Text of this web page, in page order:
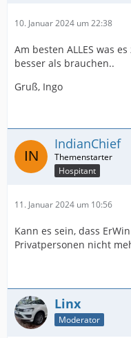
10. Januar 2024 um 22:38
Am besten ALLES was
besser als brauchen..
Gruß, Ingo
IndianChief
Hospitant
11. Januar 2024 um 10:56
Kann es sein, dass
Privatpersonen nicht
Linx
Moderator